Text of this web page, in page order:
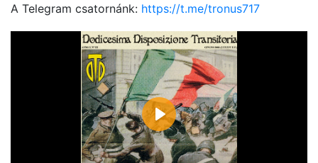
A Telegram csatornánk: https://t.me/tronus717
Play